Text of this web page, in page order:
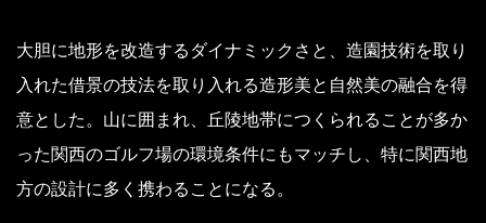
大胆に地形を改造するダイナミックさと、造園技術を取り
入れた借景の技法を取り入れる造形美と自然美の融合を得
意とした。山に囲まれ、丘陵地帯につくられることが多か
った関西のゴルフ場の環境条件にもマッチし、特に関西地
方の設計に多く携わることになる。